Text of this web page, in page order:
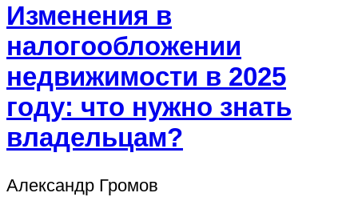
Изменения в
налогообложении
недвижимости в 2025
году: что нужно знать
владельцам?
Александр Громов